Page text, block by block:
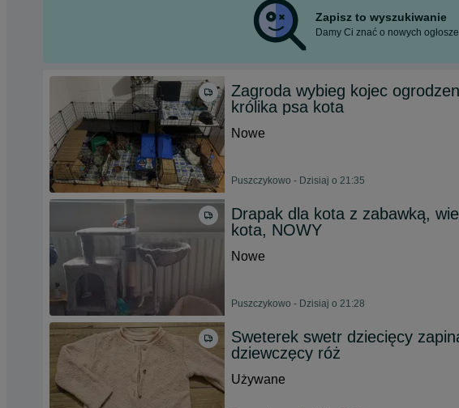
Zapisz to wyszukiwanie
Damy Ci znać o nowych
Zagroda wybieg kojec
królika psa kota
Nowe
Puszczykowo - Dzisiaj o 21:35
Drapak dla kota z zabawką,
kota, NOWY
Nowe
Puszczykowo - Dzisiaj o 21:28
Sweterek swetr dziecięcy
dziewczęcy róż
Używane